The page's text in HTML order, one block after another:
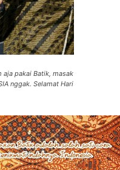
aja pakai Batik, masak
nggak. Selamat Hari